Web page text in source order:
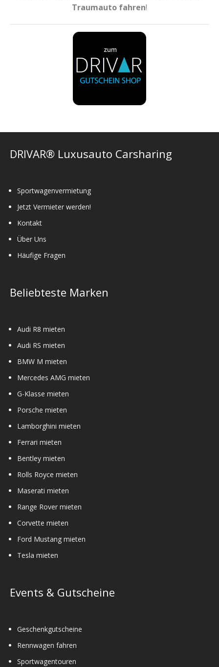
Traumauto fahren!
DRIVAR® Luxusauto Carsharing
Sportwagenvermietung
Jetzt Vermieter werden!
Kontakt
Über Uns
Häufige Fragen
Beliebteste Marken
Audi R8 mieten
Audi RS mieten
BMW M mieten
Mercedes AMG mieten
G-Klasse mieten
Porsche mieten
Lamborghini mieten
Ferrari mieten
Bentley mieten
Rolls Royce mieten
Maserati mieten
Range Rover mieten
Corvette mieten
Ford Mustang mieten
Tesla mieten
Events & Gutscheine
Geschenkgutscheine
Rennwagen fahren
Sportwagentouren